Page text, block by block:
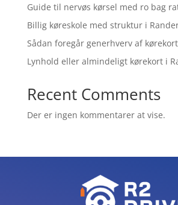
Guide til nervøs kørsel med ro bag
Billig køreskole med struktur i
Sådan foregår generhverv af
Lynhold eller almindeligt kørekort i
Recent Comments
Der er ingen kommentarer at vise.